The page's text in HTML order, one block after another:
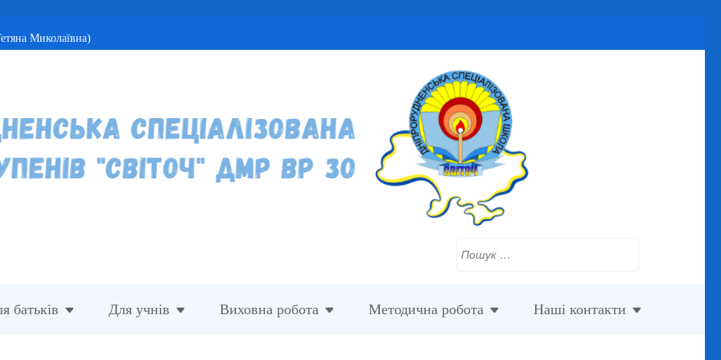
Миколаївна)
Пошук:
батьків Для учнів Виховна робота Методична робота Наші контакти